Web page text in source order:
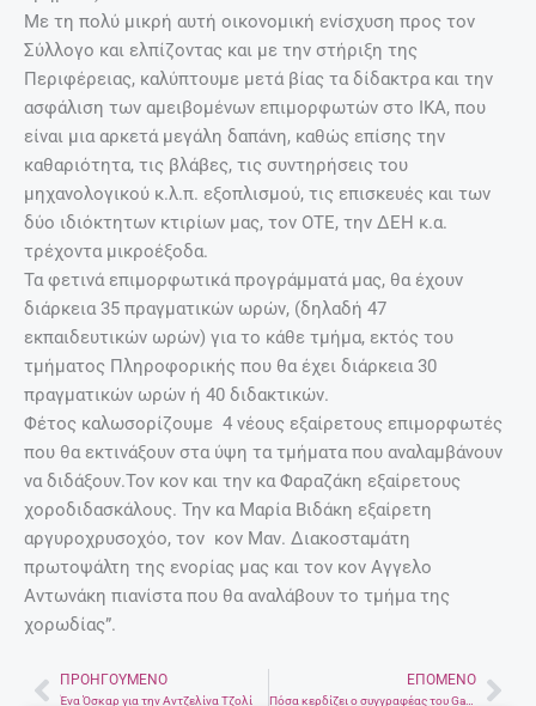
Με τη πολύ μικρή αυτή οικονομική ενίσχυση προς τον
Σύλλογο και ελπίζοντας και με την στήριξη της
Περιφέρειας, καλύπτουμε μετά βίας τα δίδακτρα και την
ασφάλιση των αμειβομένων επιμορφωτών στο ΙΚΑ, που
είναι μια αρκετά μεγάλη δαπάνη, καθώς επίσης την
καθαριότητα, τις βλάβες, τις συντηρήσεις του
μηχανολογικού κ.λ.π. εξοπλισμού, τις επισκευές και των
δύο ιδιόκτητων κτιρίων μας, τον ΟΤΕ, την ΔΕΗ κ.α.
τρέχοντα μικροέξοδα.
Τα φετινά επιμορφωτικά προγράμματά μας, θα έχουν
διάρκεια 35 πραγματικών ωρών, (δηλαδή 47
εκπαιδευτικών ωρών) για το κάθε τμήμα, εκτός του
τμήματος Πληροφορικής που θα έχει διάρκεια 30
πραγματικών ωρών ή 40 διδακτικών.
Φέτος καλωσορίζουμε 4 νέους εξαίρετους επιμορφωτές
που θα εκτινάξουν στα ύψη τα τμήματα που αναλαμβάνουν
να διδάξουν.Τον κον και την κα Φαραζάκη εξαίρετους
χοροδιδασκάλους. Την κα Μαρία Βιδάκη εξαίρετη
αργυροχρυσοχόο, τον κον Μαν. Διακοσταμάτη
πρωτοψάλτη της ενορίας μας και τον κον Αγγελο
Αντωνάκη πιανίστα που θα αναλάβουν το τμήμα της
χορωδίας”.
PrevΠΡΟΗΓΟΎΜΕΝΟ
Ένα Όσκαρ για την Αντζελίνα Τζολί
ΕΠΌΜΕΝΟ
Πόσα κερδίζει ο συγγραφέας του Game of Thrones